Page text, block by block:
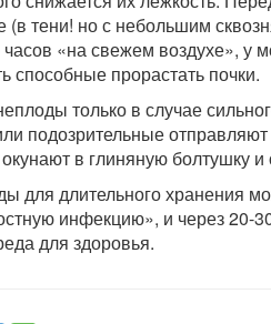
(в тени! но с небольшим
часов «на свежем воздухе», у
способные прорастать почки.
только в случае
подозрительные
в глиняную болтушку
для длительного хранения
инфекцию», и через 20-
для здоровья.